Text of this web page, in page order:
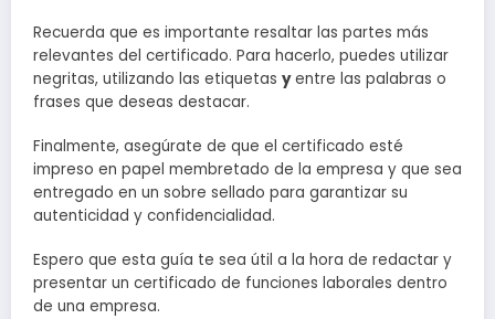
Recuerda que es importante resaltar las partes más
relevantes del certificado. Para hacerlo, puedes utilizar
negritas, utilizando las etiquetas yentre las palabras o
frases que deseas destacar.
Finalmente, asegúrate de que el certificado esté
impreso en papel membretado de la empresa y que sea
entregado en un sobre sellado para garantizar su
autenticidad y confidencialidad.
Espero que esta guía te sea útil a la hora de redactar y
presentar un certificado de funciones laborales dentro
de una empresa.